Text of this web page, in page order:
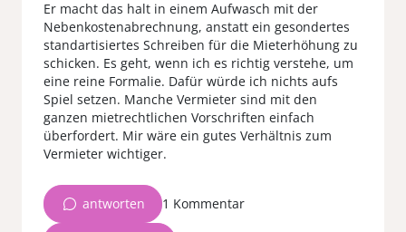
Er macht das halt in einem Aufwasch mit der
Nebenkostenabrechnung, anstatt ein gesondertes
standartisiertes Schreiben für die Mieterhöhung zu
schicken. Es geht, wenn ich es richtig verstehe, um
eine reine Formalie. Dafür würde ich nichts aufs
Spiel setzen. Manche Vermieter sind mit den
ganzen mietrechtlichen Vorschriften einfach
überfordert. Mir wäre ein gutes Verhältnis zum
antworten 1 Kommentar